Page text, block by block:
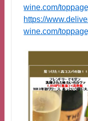
wine.com/
https://
wine.com/